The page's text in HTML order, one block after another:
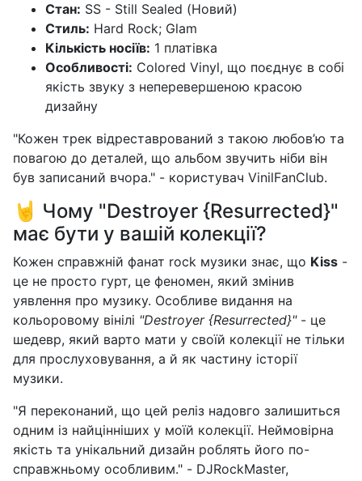
Стан: SS - Still Sealed (Новий)
Стиль: Hard Rock; Glam
Кількість носіїв: 1 платівка
Особливості: Colored Vinyl, що поєднує в собі
якість звуку з неперевершеною красою
дизайну
"Кожен трек відреставрований з такою любов’ю та
повагою до деталей, що альбом звучить ніби він
був записаний вчора." - користувач VinilFanClub.
🤘 Чому "Destroyer {Resurrected}"
має бути у вашій колекції?
Кожен справжній фанат rock музики знає, що Kiss -
це не просто гурт, це феномен, який змінив
уявлення про музику. Особливе видання на
кольоровому вінілі "Destroyer {Resurrected}"- це
шедевр, який варто мати у своїй колекції не тільки
для прослуховування, а й як частину історії
музики.
"Я переконаний, що цей реліз надовго залишиться
одним із найцінніших у моїй колекції. Неймовірна
якість та унікальний дизайн роблять його по-
справжньому особливим." - DJRockMaster,